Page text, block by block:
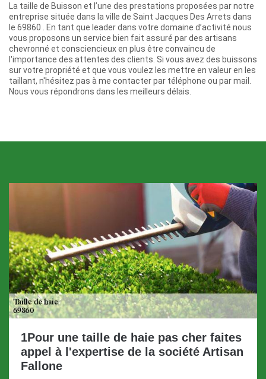
La taille de Buisson et l’une des prestations proposées par notre
entreprise située dans la ville de Saint Jacques Des Arrets dans
le 69860 . En tant que leader dans votre domaine d’activité nous
vous proposons un service bien fait assuré par des artisans
chevronné et consciencieux en plus être convaincu de
l'importance des attentes des clients. Si vous avez des buissons
sur votre propriété et que vous voulez les mettre en valeur en les
taillant, n'hésitez pas à me contacter par téléphone ou par mail.
Nous vous répondrons dans les meilleurs délais.
1Pour une taille de haie pas cher faites
appel à l'expertise de la société Artisan
Fallone